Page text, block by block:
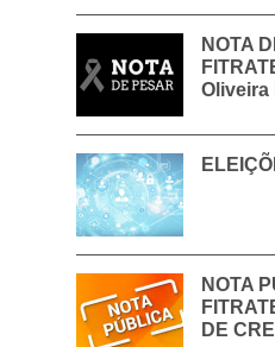
NOTA
Oliveira
NOTA
DE